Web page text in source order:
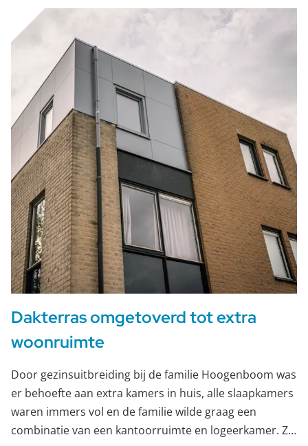
Dakterras omgetoverd tot extra
woonruimte
Door gezinsuitbreiding bij de familie Hoogenboom was
er behoefte aan extra kamers in huis, alle slaapkamers
waren immers vol en de familie wilde graag een
combinatie van een kantoorruimte en logeerkamer. Ze